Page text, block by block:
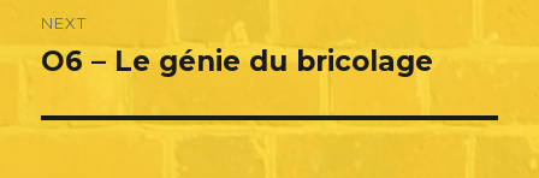
NEXT
Next
O6 – Le génie du bricolage